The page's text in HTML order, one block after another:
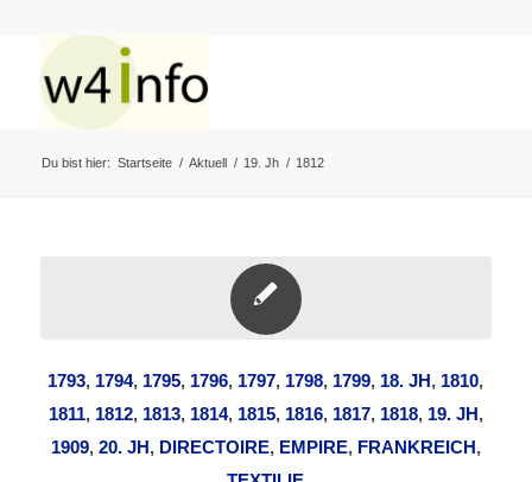
Du bist hier: Startseite / Aktuell / 19. Jh / 1812
1793, 1794, 1795, 1796, 1797, 1798, 1799, 18. JH, 1810,
1811, 1812, 1813, 1814, 1815, 1816, 1817, 1818, 19. JH,
1909, 20. JH, DIRECTOIRE, EMPIRE, FRANKREICH,